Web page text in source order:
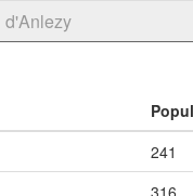
d'Anlezy
241
316